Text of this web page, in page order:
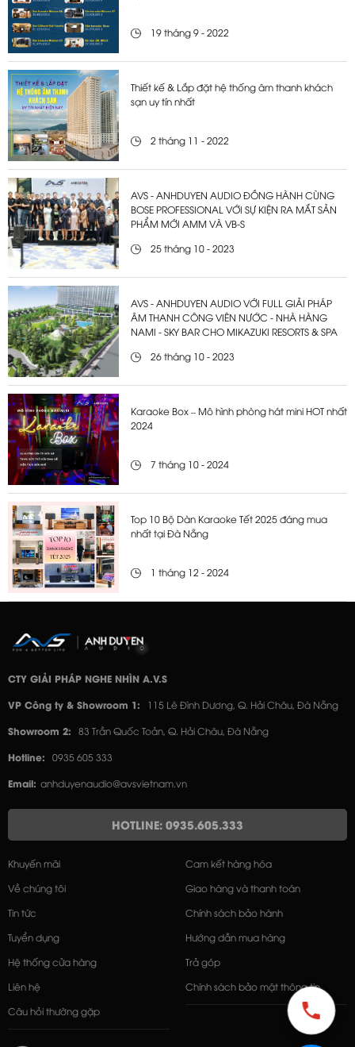
19 tháng 9 - 2022
Thiết kế & Lắp đặt hệ thống âm thanh khách
sạn uy tín nhất
2 tháng 11 - 2022
AVS - ANHDUYEN AUDIO ĐỒNG HÀNH CÙNG
BOSE PROFESSIONAL VỚI SỰ KIỆN RA MẮT SẢN
PHẨM MỚI AMM VÀ VB-S
25 tháng 10 - 2023
AVS - ANHDUYEN AUDIO VỚI FULL GIẢI PHÁP
ÂM THANH CÔNG VIÊN NƯỚC - NHÀ HÀNG
NAMI - SKY BAR CHO MIKAZUKI RESORTS & SPA
26 tháng 10 - 2023
Karaoke Box – Mô hình phòng hát mini HOT nhất
2024
7 tháng 10 - 2024
Top 10 Bộ Dàn Karaoke Tết 2025 đáng mua
nhất tại Đà Nẵng
1 tháng 12 - 2024
CTY GIẢI PHÁP NGHE NHÌN A.V.S
VP Công ty & Showroom 1: 115 Lê Đình Dương, Q. Hải Châu, Đà Nẵng
Showroom 2: 83 Trần Quốc Toản, Q. Hải Châu, Đà Nẵng
Hotline: 0935 605 333
Email: anhduyenaudio@avsvietnam.vn
HOTLINE: 0935.605.333
Khuyến mãi
Về chúng tôi
Tin tức
Tuyển dụng
Hệ thống cửa hàng
Liên hệ
Câu hỏi thường gặp
Cam kết hàng hóa
Giao hàng và thanh toán
Chính sách bảo hành
Hướng dẫn mua hàng
Trả góp
Chính sách bảo mật thông tin